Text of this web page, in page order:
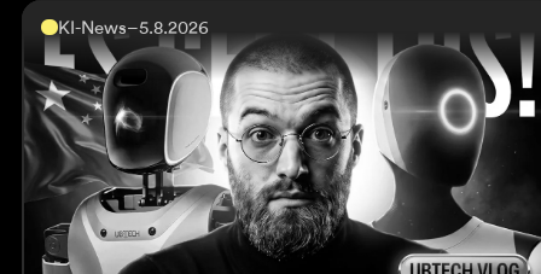
KI-News–5.8.2026